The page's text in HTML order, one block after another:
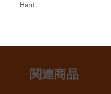
Hard
関連商品